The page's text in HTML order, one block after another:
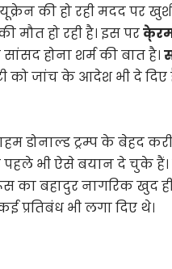
की हो रही मदद पर
हो रही है। इस पर
होना शर्म की बात है।
को जांच के आदेश भी दे दिए
डोनाल्ड ट्रम्प के बेहद
पहले भी ऐसे बयान दे चुके
बहादुर नागरिक खुद
प्रतिबंध भी लगा दिए थे।